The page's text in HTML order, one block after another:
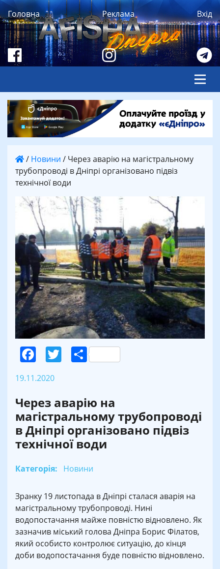
Головна Реклама Вхід
/ Новини / Через аварію на магістральному
трубопроводі в Дніпрі організовано підвіз
технічної води
Facebook
Twitter
Поділитися
19.11.2020
Через аварію на
магістральному трубопроводі
в Дніпрі організовано підвіз
технічної води
Категорія: Новини
Зранку 19 листопада в Дніпрі сталася аварія на
магістральному трубопроводі. Нині
водопостачання майже повністю відновлено. Як
зазначив міський голова Дніпра Борис Філатов,
який особисто контролює ситуацію, до кінця
доби водопостачання буде повністю відновлено.